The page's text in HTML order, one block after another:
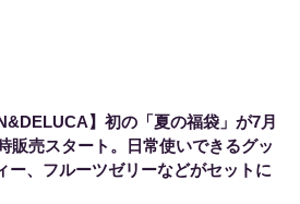
】初の「夏の福袋」が7月
販売スタート。日常使いできるグッ
ー、フルーツゼリーなどがセットに